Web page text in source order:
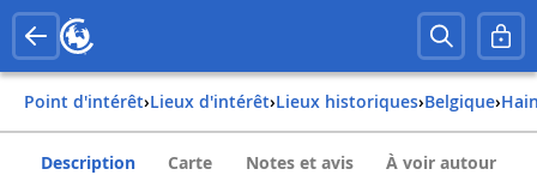
Point d'intérêt› Lieux d'intérêt› Lieux historiques› belgique›
Description Carte Notes et avis À voir autour